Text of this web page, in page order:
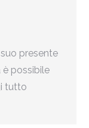
presente
è possibile
tutto